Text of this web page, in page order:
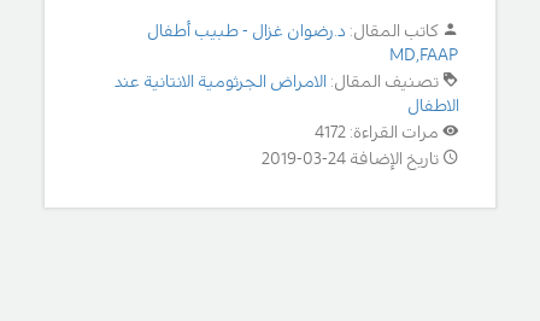
كاتب المقال: د.رضوان غزال - طبيب أطفال
MD,FAAP
تصنيف المقال: الامراض الجرثومية الانتانية عند
الاطفال
مرات القراءة: 4172
تاريخ الإضافة 24-03-2019